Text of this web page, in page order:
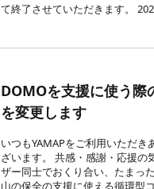
て終了させていただきます。
DOMOを支援に使う際
を変更します
いつもYAMAPをご利用いただき
ざいます。 共感・感謝・応援の
ザー同士でおくり合い、たまっ